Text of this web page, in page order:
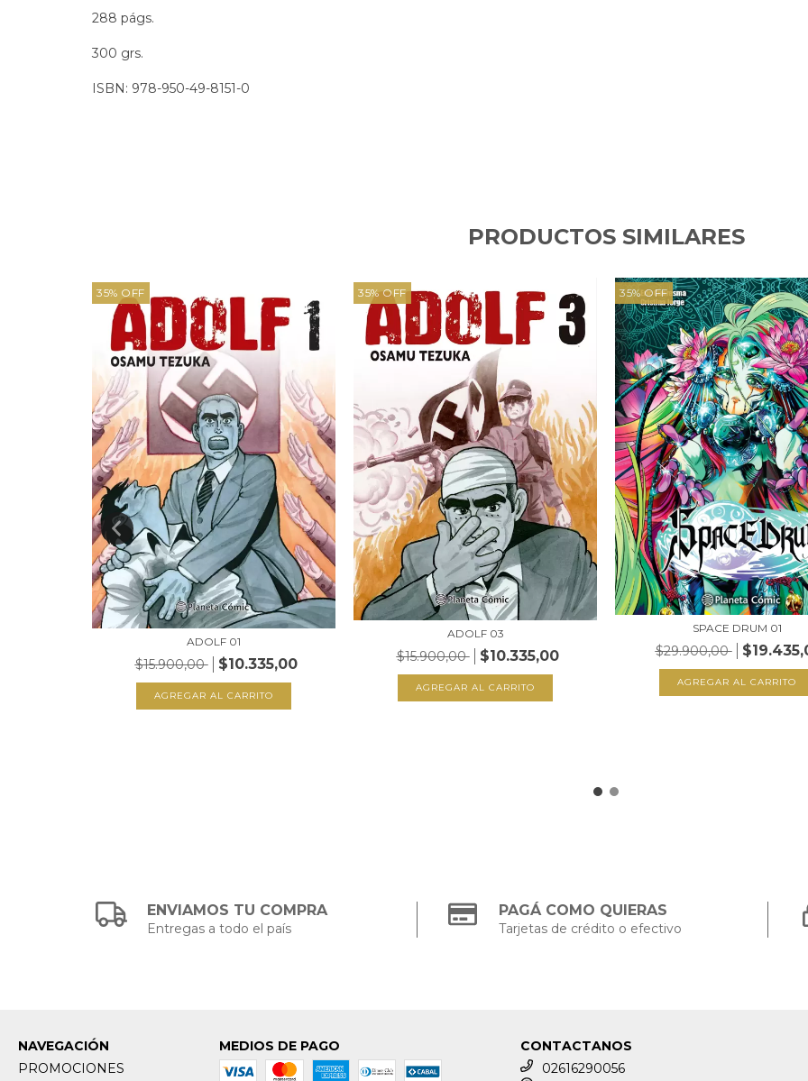
288 págs.
300 grs.
ISBN: 978-950-49-8151-0
PRODUCTOS SIMILARES
35% OFF
ADOLF 01
$15.900,00 $10.335,00
35%OFF
ADOLF 03
$15.900,00 $10.335,00
35%OFF
SPACE DRUM 01
$29.900,00
ENVIAMOS TU COMPRA
Entregas a todo el país
PAGÁ COMO QUIERAS
Tarjetas de crédito o efectivo
NAVEGACIÓN
PROMOCIONES
MEDIOS DE PAGO
CONTACTANOS
02616290056